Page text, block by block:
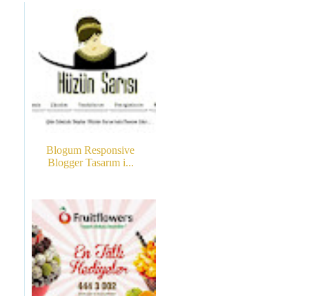
Blogum Responsive
Blogger Tasarım i...